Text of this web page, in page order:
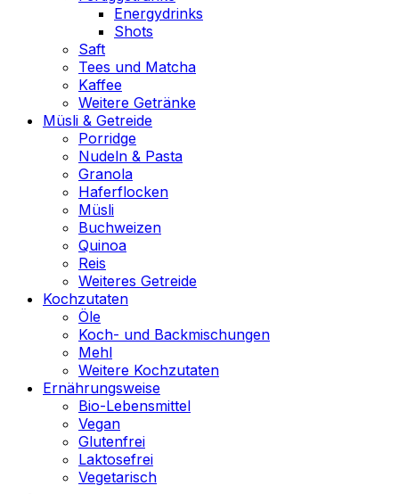
Energydrinks
Shots
Saft
Tees und Matcha
Kaffee
Weitere Getränke
Müsli & Getreide
Porridge
Nudeln & Pasta
Granola
Haferflocken
Müsli
Buchweizen
Quinoa
Reis
Weiteres Getreide
Kochzutaten
Öle
Koch- und Backmischungen
Mehl
Weitere Kochzutaten
Ernährungsweise
Bio-Lebensmittel
Vegan
Glutenfrei
Laktosefrei
Vegetarisch